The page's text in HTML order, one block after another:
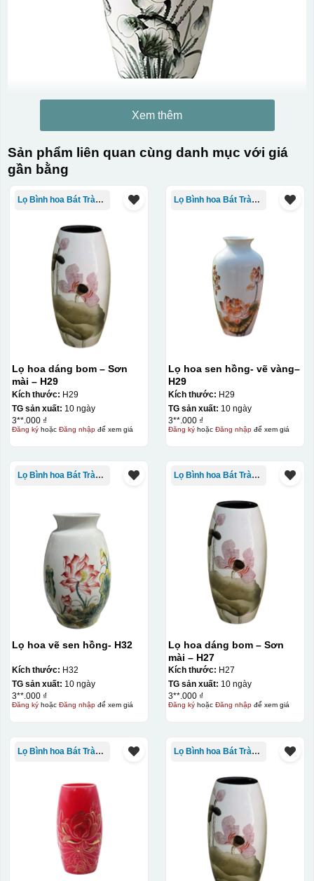
Xem thêm
Sản phẩm liên quan cùng danh mục với giá
gần bằng
Lọ Bình hoa Bát Tràng in logo
Lọ hoa dáng bom – Sơn
mài – H29
Kích thước: H29
TG sản xuất: 10 ngày
3**.000 ₫
Đăng kýhoặc Đăng nhậpđể xem giá
Lọ Bình hoa Bát Tràng in logo
Lọ hoa sen hồng- vẽ vàng–
H29
Kích thước: H29
TG sản xuất: 10 ngày
3**.000 ₫
Đăng kýhoặc Đăng nhậpđể xem giá
Lọ Bình hoa Bát Tràng in logo
Lọ hoa vẽ sen hồng- H32
Kích thước: H32
TG sản xuất: 10 ngày
3**.000 ₫
Đăng kýhoặc Đăng nhậpđể xem giá
Lọ Bình hoa Bát Tràng in logo
Lọ hoa dáng bom – Sơn
mài – H27
Kích thước: H27
TG sản xuất: 10 ngày
3**.000 ₫
Đăng kýhoặc Đăng nhậpđể xem giá
Lọ Bình hoa Bát Tràng in logo Lọ Bình hoa Bát Tràng in logo